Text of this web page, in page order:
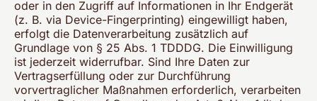
oder in den Zugriff auf Informationen in Ihr Endgerät
(z. B. via Device-Fingerprinting) eingewilligt haben,
erfolgt die Datenverarbeitung zusätzlich auf
Grundlage von § 25 Abs. 1 TDDDG. Die Einwilligung
ist jederzeit widerrufbar. Sind Ihre Daten zur
Vertragserfüllung oder zur Durchführung
vorvertraglicher Maßnahmen erforderlich, verarbeiten